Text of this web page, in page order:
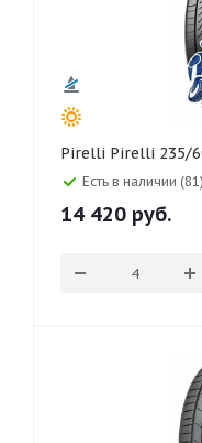
Pirelli Pirelli
Есть в наличии (81)
14 420 руб.